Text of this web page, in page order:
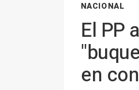
NACIONAL
El PP
en